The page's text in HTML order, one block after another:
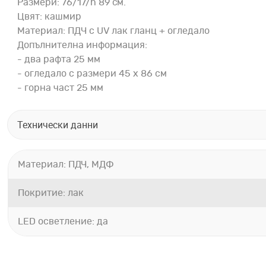
Размери: 76/17/h 89 см.
Цвят: кашмир
Материал: ПДЧ с UV лак гланц + огледало
Допълнителна информация:
- два рафта 25 мм
- огледало с размери 45 х 86 см
- горна част 25 мм
Технически данни
Материал: ПДЧ, МДФ
Покритие: лак
LED осветление: да